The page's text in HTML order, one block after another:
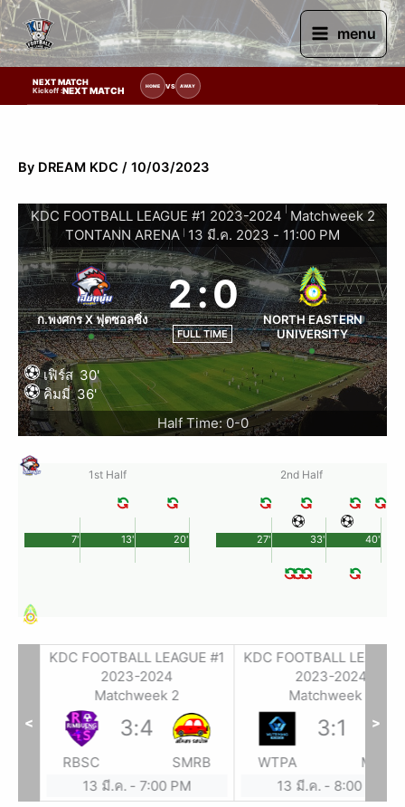
Skip
to
content
menu
NEXT MATCH
Kickoff :NEXT MATCH HOME VS AWAY
ยการแข่งขัน | รอระบุวันแข่งขัน | รอข้อมูลทีมแข่งขัน
By DREAM KDC / 10/03/2023
KDC FOOTBALL LEAGUE #1 2023-2024 Matchweek 2
TONTANN ARENA 13 มี.ค. 2023 - 11:00 PM
ก.พงศกร X ฟุตซอลซิ่ง
2:0
FULL TIME
NORTH EASTERN
UNIVERSITY
เฟิร์ส 30'
คิมมี่ 36'
Half Time: 0-0
1st Half
20'
7' 13'
2nd Half
40'
27' 33'
KDC FOOTBALL LEAGUE #1
2023-2024
Matchweek 2
RBSC
3:4
SMRB
13 มี.ค. - 7:00 PM
KDC FOOTBALL LEAGUE
2023-2024
Matchweek 2
WTPA
3:1
13 มี.ค. - 8:00 PM
< >